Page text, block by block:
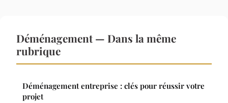
Déménagement — Dans la même
rubrique
Déménagement entreprise : clés pour réussir votre
projet